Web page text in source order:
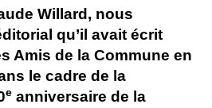
Willard, nous
qu’il avait écrit
Amis de la Commune en
le cadre de la
e anniversaire de la